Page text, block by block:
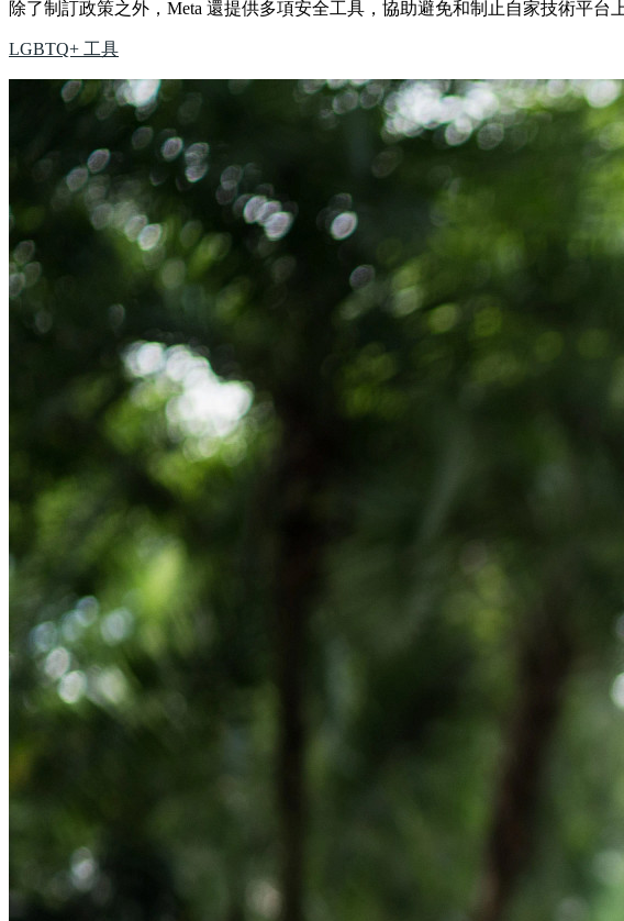
除了制訂政策之外，Meta 還提供多項安全工具，協助避免和制止自家技術平
LGBTQ+ 工具